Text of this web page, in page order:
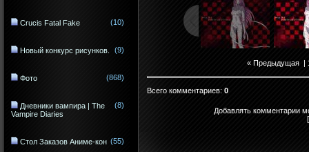
Crucis Fatal Fake (10)
Новый конкурс рисунков. (9)
Фото (868)
Дневники вампира | The
Vampire Diaries
(8)
Стол Заказов Аниме-кон (55)
« Предыдущая |
Всего комментариев: 0
Добавлять комментарии